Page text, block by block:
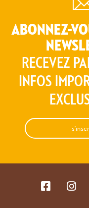
ABONNEZ-
RECEVEZ
INFOS